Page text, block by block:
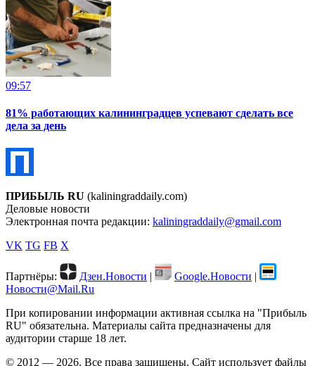
09:57
81% работающих калининградцев успевают сделать все
дела за день
ПРИБЫЛЬ RU (kaliningraddaily.com)
Деловые новости
Электронная почта редакции: kaliningraddaily@gmail.com
VK TG FB X
Партнёры: Дзен.Новости | Google.Новости |
Новости@Mail.Ru
При копировании информации активная ссылка на "Прибыль
RU" обязательна. Материалы сайта предназначены для
аудитории старше 18 лет.
© 2012 — 2026. Все права защищены. Сайт использует файлы